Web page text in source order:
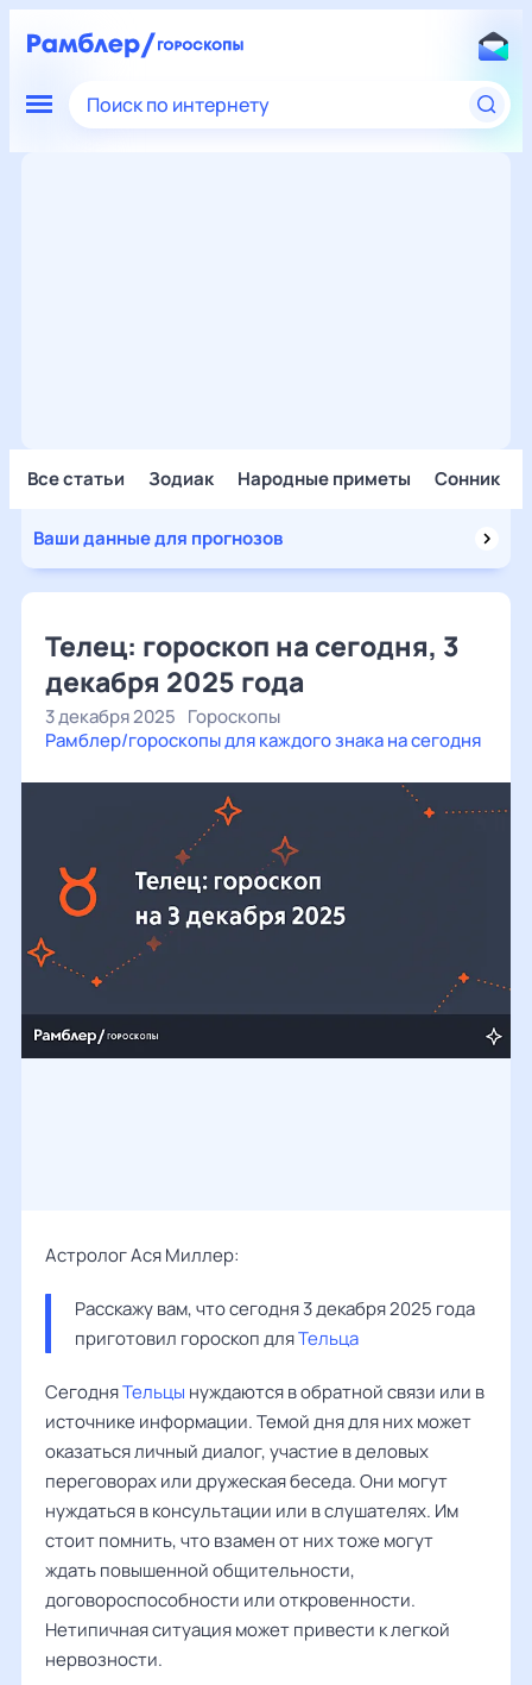
Поиск по интернету
Все статьи Зодиак Народные приметы Сонник
Ваши данные для прогнозов
Телец: гороскоп на сегодня, 3
декабря 2025 года
3 декабря 2025 Гороскопы
Рамблер/гороскопы для каждого знака на сегодня
Астролог Ася Миллер:
Расскажу вам, что сегодня 3 декабря 2025 года
приготовил гороскоп для Тельца
СегодняТельцы нуждаются в обратной связи или в
источнике информации. Темой дня для них может
оказаться личный диалог, участие в деловых
переговорах или дружеская беседа. Они могут
нуждаться в консультации или в слушателях. Им
стоит помнить, что взамен от них тоже могут
ждать повышенной общительности,
договороспособности или откровенности.
Нетипичная ситуация может привести к легкой
нервозности.